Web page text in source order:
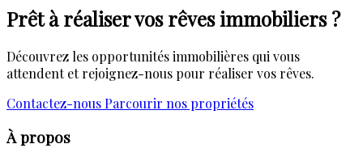
Prêt à réaliser vos rêves immobiliers ?
Découvrez les opportunités immobilières qui vous
attendent et rejoignez-nous pour réaliser vos rêves.
Contactez-nous Parcourir nos propriétés
À propos